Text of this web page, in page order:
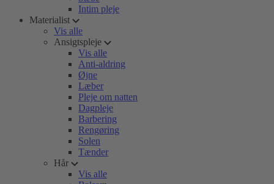
Intim pleje
Materialist
Vis alle
Ansigtspleje
Vis alle
Anti-aldring
Øjne
Læber
Pleje om natten
Dagpleje
Barbering
Rengøring
Solen
Tænder
Hår
Vis alle